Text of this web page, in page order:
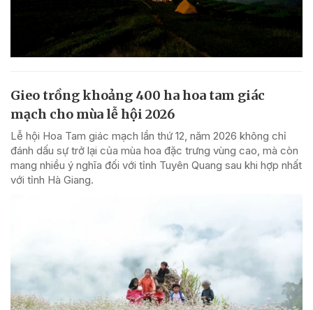
Gieo trồng khoảng 400 ha hoa tam giác
mạch cho mùa lễ hội 2026
Lễ hội Hoa Tam giác mạch lần thứ 12, năm 2026 không chỉ
đánh dấu sự trở lại của mùa hoa đặc trưng vùng cao, mà còn
mang nhiều ý nghĩa đối với tỉnh Tuyên Quang sau khi hợp nhất
với tỉnh Hà Giang.